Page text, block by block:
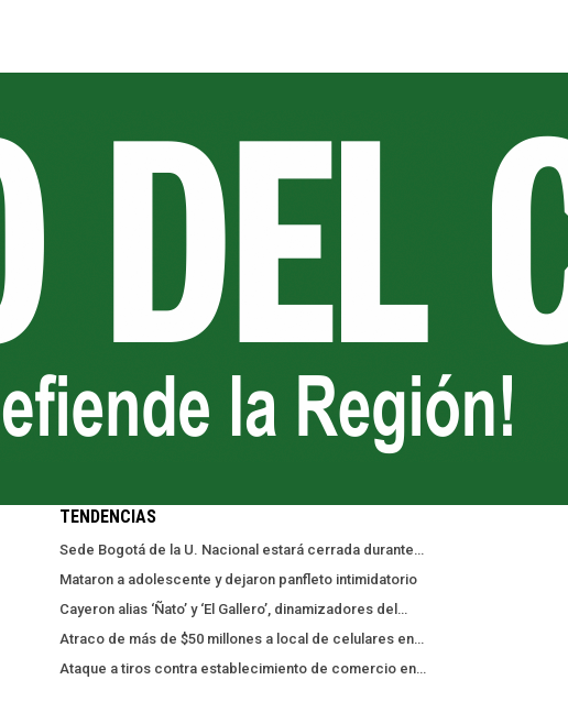
TENDENCIAS
Sede Bogotá de la U. Nacional estará cerrada durante…
Mataron a adolescente y dejaron panfleto intimidatorio
Cayeron alias ‘Ñato’ y ‘El Gallero’, dinamizadores del…
Atraco de más de $50 millones a local de celulares en…
Ataque a tiros contra establecimiento de comercio en…